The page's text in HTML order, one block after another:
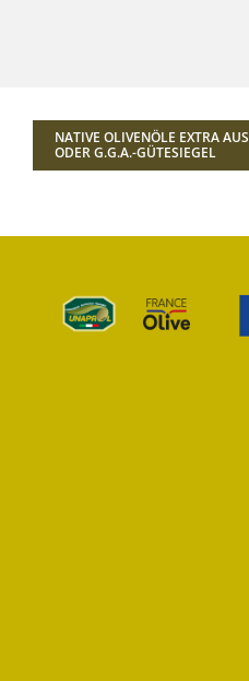
NATIVE OLIVENÖLE EXTRA
ODER G.G.A.-GÜTESIEGEL